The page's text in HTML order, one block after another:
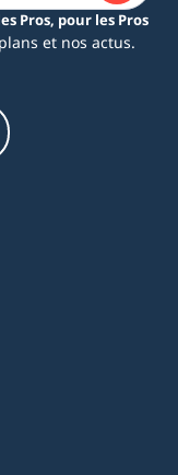
Pros, pour les Pros
et nos actus.